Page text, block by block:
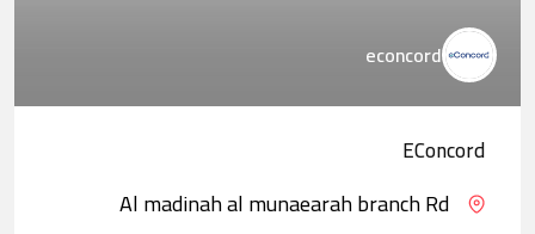
econcord
EConcord
Al madinah al munaearah branch Rd